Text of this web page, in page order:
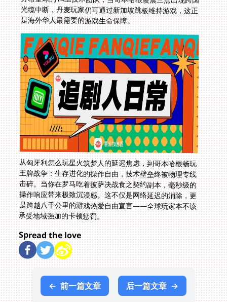
是海外华人最需要的游戏生命保障。
从匈牙利怎么玩星火筑梦人的延迟焦虑，到哥本哈根畅玩
王牌战争：生存进化的操作自由，技术壁垒终被物理专线
击碎。当你在罗马吃着披萨决战食之契约副本，毫秒级的
操作响应带来极致沉浸感。这不仅是网络延迟的消除，更
是跨越八千公里的游戏热爱自由宣言——全球玩家本不该
承受地域强加的卡顿惩罚。
Spread the love
← 前一篇文章 后一篇文章 →